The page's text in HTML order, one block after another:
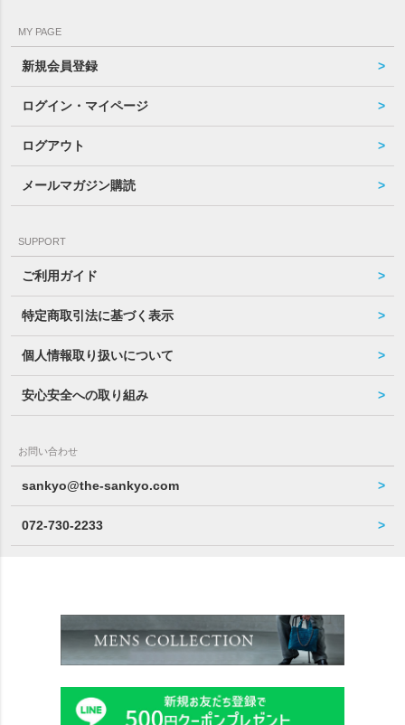
MY PAGE
新規会員登録
ログイン・マイページ
ログアウト
メールマガジン購読
SUPPORT
ご利用ガイド
特定商取引法に基づく表示
個人情報取り扱いについて
安心安全への取り組み
お問い合わせ
sankyo@the-sankyo.com
072-730-2233